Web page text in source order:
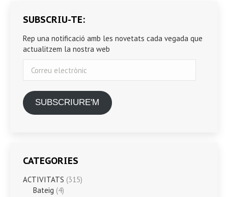
SUBSCRIU-TE:
Rep una notificació amb les novetats cada vegada que
actualitzem la nostra web
electrònic
SUBSCRIURE'M
CATEGORIES
ACTIVITATS (315)
Bateig (4)